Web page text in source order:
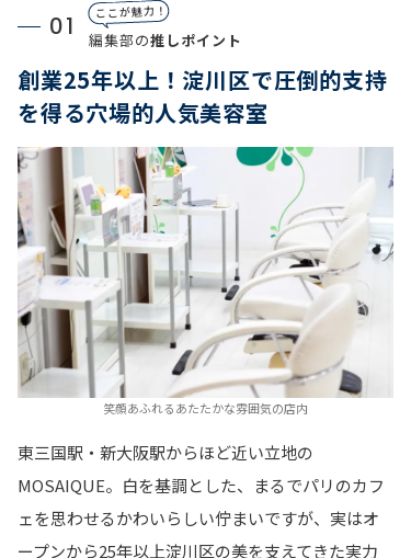
01
ここが魅力！
編集部の推しポイント
創業25年以上！淀川区で圧倒的支持
を得る穴場的人気美容室
笑顔あふれるあたたかな雰囲気の店内
東三国駅・新大阪駅からほど近い立地の
MOSAIQUE。白を基調とした、まるでパリのカフ
ェを思わせるかわいらしい佇まいですが、実はオ
ープンから25年以上淀川区の美を支えてきた実力